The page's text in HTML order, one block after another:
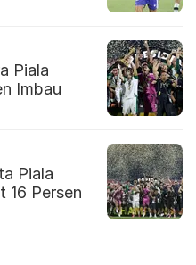
Piala
Imbau
Piala
16 Persen